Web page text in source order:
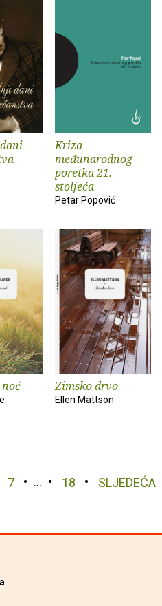
Kriza
međunarodnog
poretka 21.
stoljeća
Petar Popović
Zimsko drvo
Ellen Mattson
7 … 18 SLJEDEĆA